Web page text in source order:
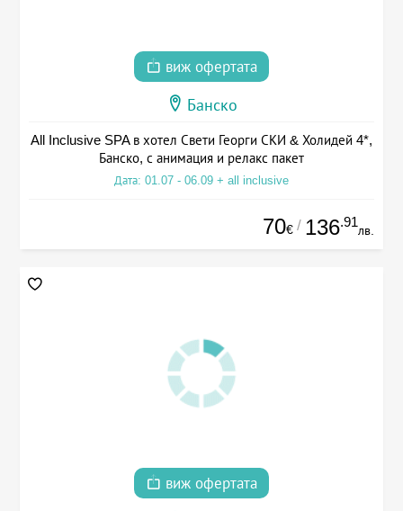
виж офертата
Банско
All Inclusive SPA в хотел Свети Георги СКИ & Холидей 4*,
Банско, с анимация и релакс пакет
Дата: 01.07 - 06.09 + all inclusive
70€ / 136.91
лв.
виж офертата